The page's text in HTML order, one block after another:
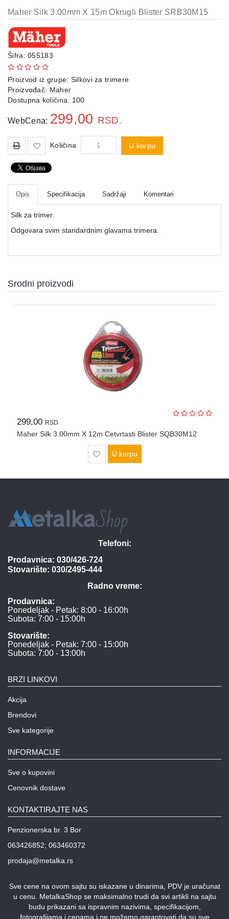
Agregati
Hidrofori
pumpe
Merni
instrumenti
Maher Silk 3.00mm X 15m Okrugli Blister SRB30M15
Šifra: 055183
Proizvod iz grupe: Silkovi za trimere
Proizvođač: Maher
Dostupna količina: 100
WebCena: 299,00 RSD.
Količina U korpu
Opis Specifikacija Sadržaji Komentari
Silk za trimer.
Odgovara svim standardnim glavama trimera.
Srodni proizvodi
299,00 RSD.
Maher Silk 3.00mm X 12m Cetvrtasti Blister SQB30M12
U korpu
Telefoni:
Prodavnica: 030/426-724
Stovarište: 030/2495-444
Radno vreme:
Prodavnica:
Ponedeljak - Petak: 8:00 - 16:00h
Subota: 7:00 - 15:00h
Stovarište:
Ponedeljak - Petak: 7:00 - 15:00h
Subota: 7:00 - 13:00h
BRZI LINKOVI
Akcija
Brendovi
Sve kategorije
INFORMACIJE
Sve o kupovini
Cenovnik dostave
KONTAKTIRAJTE NAS
Penzionerska br. 3 Bor
063426852; 063460372
prodaja@metalka.rs
Sve cene na ovom sajtu su iskazane u dinarima, PDV je uračunat
u cenu. MetalkaShop se maksimalno trudi da svi artikli na sajtu
budu prikazani sa ispravnim nazivima, specifikacijom,
fotografijama i cenama i ne možemo garantovati da su sve